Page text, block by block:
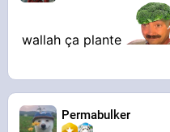
wallah ça plante
Permabulker